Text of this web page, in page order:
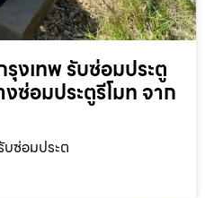
งเทพ รับซ่อมประตู
ซ่อมประตูรีโมท จาก
บซ่อมประต